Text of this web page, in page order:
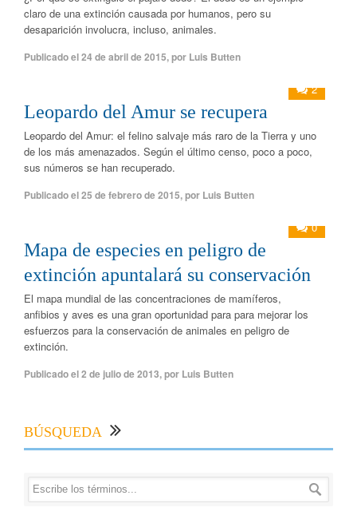
claro de una extinción causada por humanos, pero su
desaparición involucra, incluso, animales.
Publicado el24 de abril de 2015,por Luis Butten
2
Leopardo del Amur se recupera
Leopardo del Amur: el felino salvaje más raro de la Tierra y uno
de los más amenazados. Según el último censo, poco a poco,
sus números se han recuperado.
Publicado el25 de febrero de 2015,por Luis Butten
0
Mapa de especies en peligro de
extinción apuntalará su conservación
El mapa mundial de las concentraciones de mamíferos,
anfibios y aves es una gran oportunidad para para mejorar los
esfuerzos para la conservación de animales en peligro de
extinción.
Publicado el2 de julio de 2013,por Luis Butten
BÚSQUEDA